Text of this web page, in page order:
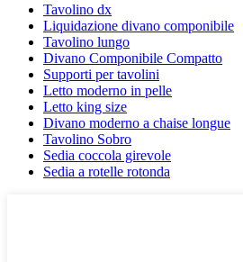
Tavolino dx
Liquidazione divano componibile
Tavolino lungo
Divano Componibile Compatto
Supporti per tavolini
Letto moderno in pelle
Letto king size
Divano moderno a chaise longue
Tavolino Sobro
Sedia coccola girevole
Sedia a rotelle rotonda